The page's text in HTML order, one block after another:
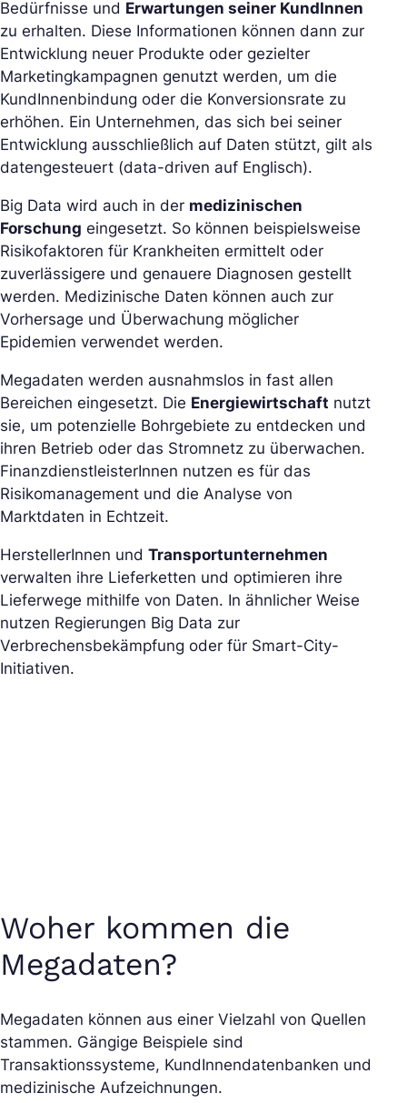
Bedürfnisse und Erwartungen seiner KundInnen
zu erhalten. Diese Informationen können dann zur
Entwicklung neuer Produkte oder gezielter
Marketingkampagnen genutzt werden, um die
KundInnenbindung oder die Konversionsrate zu
erhöhen. Ein Unternehmen, das sich bei seiner
Entwicklung ausschließlich auf Daten stützt, gilt als
datengesteuert (data-driven auf Englisch).
Big Data wird auch in der medizinischen
Forschung eingesetzt. So können beispielsweise
Risikofaktoren für Krankheiten ermittelt oder
zuverlässigere und genauere Diagnosen gestellt
werden. Medizinische Daten können auch zur
Vorhersage und Überwachung möglicher
Epidemien verwendet werden.
Megadaten werden ausnahmslos in fast allen
Bereichen eingesetzt. Die Energiewirtschaft nutzt
sie, um potenzielle Bohrgebiete zu entdecken und
ihren Betrieb oder das Stromnetz zu überwachen.
FinanzdienstleisterInnen nutzen es für das
Risikomanagement und die Analyse von
Marktdaten in Echtzeit.
HerstellerInnen und Transportunternehmen
verwalten ihre Lieferketten und optimieren ihre
Lieferwege mithilfe von Daten. In ähnlicher Weise
nutzen Regierungen Big Data zur
Verbrechensbekämpfung oder für Smart-City-
Initiativen.
Woher kommen die
Megadaten?
Megadaten können aus einer Vielzahl von Quellen
stammen. Gängige Beispiele sind
Transaktionssysteme, KundInnendatenbanken und
medizinische Aufzeichnungen.